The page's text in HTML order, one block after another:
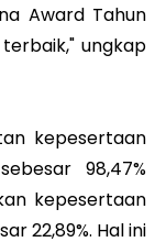
Award Tahun
ungkap
kepesertaan
98,47%
kepesertaan
22,89%. Hal ini